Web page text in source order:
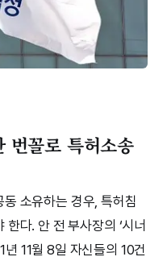
번꼴로 특허소송
소유하는 경우, 특허침
다. 안 전 부사장의 ‘시너
년 11월 8일 자신들의 10건